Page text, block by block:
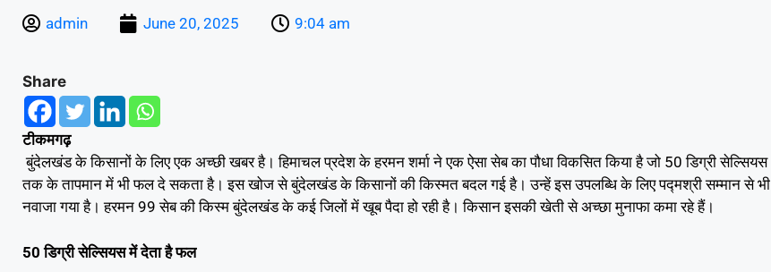
admin June 20, 2025 9:04 am
Share
टीकमगढ़
बुंदेलखंड के किसानों के लिए एक अच्छी खबर है। हिमाचल प्रदेश के हरमन शर्मा ने एक ऐसा सेब का पौधा विकसित किया है जो 50 डिग्री सेल्सियस
तक के तापमान में भी फल दे सकता है। इस खोज से बुंदेलखंड के किसानों की किस्मत बदल गई है। उन्हें इस उपलब्धि के लिए पद्मश्री सम्मान से भी
नवाजा गया है। हरमन 99 सेब की किस्म बुंदेलखंड के कई जिलों में खूब पैदा हो रही है। किसान इसकी खेती से अच्छा मुनाफा कमा रहे हैं।
50 डिग्री सेल्सियस में देता है फल